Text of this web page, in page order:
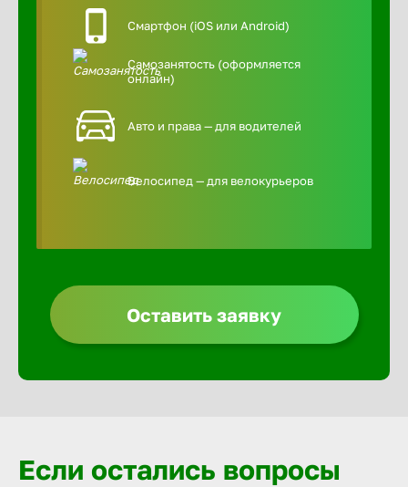
Смартфон (iOS или Android)
Самозанятость (оформляется
онлайн)
Авто и права — для водителей
Велосипед — для велокурьеров
Оставить заявку
Если остались вопросы